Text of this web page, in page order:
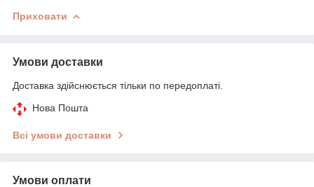
Приховати
Умови доставки
Доставка здійснюється тільки по передоплаті.
Нова Пошта
Всі умови доставки
Умови оплати